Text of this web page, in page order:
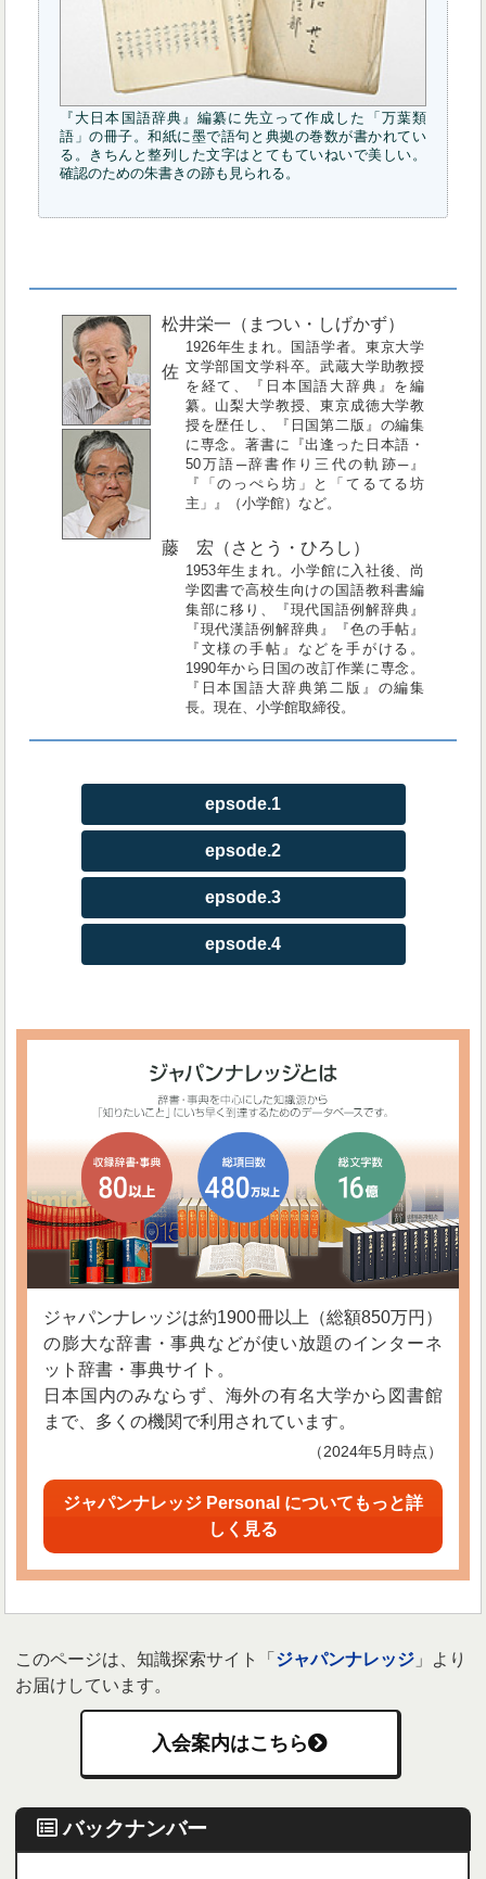
『大日本国語辞典』編纂に先立って作成した「万葉類
語」の冊子。和紙に墨で語句と典拠の巻数が書かれてい
る。きちんと整列した文字はとてもていねいで美しい。
確認のための朱書きの跡も見られる。
松井栄一（まつい・しげかず）
1926年生まれ。国語学者。東京大学
文学部国文学科卒。武蔵大学助教授
を経て、『日本国語大辞典』を編
纂。山梨大学教授、東京成徳大学教
授を歴任し、『日国第二版』の編集
に専念。著書に『出逢った日本語・
50万語─辞書作り三代の軌跡─』
『「のっぺら坊」と「てるてる坊
主」』（小学館）など。
佐
藤 宏（さとう・ひろし）
1953年生まれ。小学館に入社後、尚
学図書で高校生向けの国語教科書編
集部に移り、『現代国語例解辞典』
『現代漢語例解辞典』『色の手帖』
『文様の手帖』などを手がける。
1990年から日国の改訂作業に専念。
『日本国語大辞典第二版』の編集
長。現在、小学館取締役。
epsode.1
epsode.2
epsode.3
epsode.4
ジャパンナレッジは約1900冊以上（総額850万円）
の膨大な辞書・事典などが使い放題のインターネ
ット辞書・事典サイト。
日本国内のみならず、海外の有名大学から図書館
まで、多くの機関で利用されています。
（2024年5月時点）
ジャパンナレッジ Personal についてもっと詳
しく見る
このページは、知識探索サイト「 ジャパンナレッジ 」より
お届けしています。
入会案内はこちら
バックナンバー